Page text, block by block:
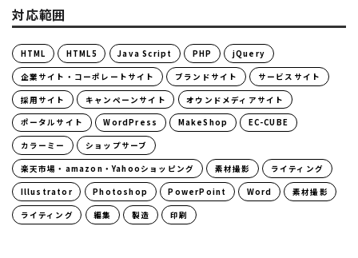
対応範囲
HTML HTML5 Java Script PHP jQuery
企業サイト・コーポレートサイト ブランドサイト サービスサイト
採用サイト キャンペーンサイト オウンドメディアサイト
ポータルサイト WordPress MakeShop EC-CUBE
カラーミー ショップサーブ
楽天市場・amazon・Yahooショッピング 素材撮影 ライティング
Illustrator Photoshop PowerPoint Word 素材撮影
ライティング 編集 製造 印刷